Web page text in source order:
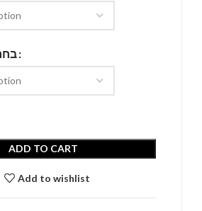
ADD TO CART
Add to wishlist